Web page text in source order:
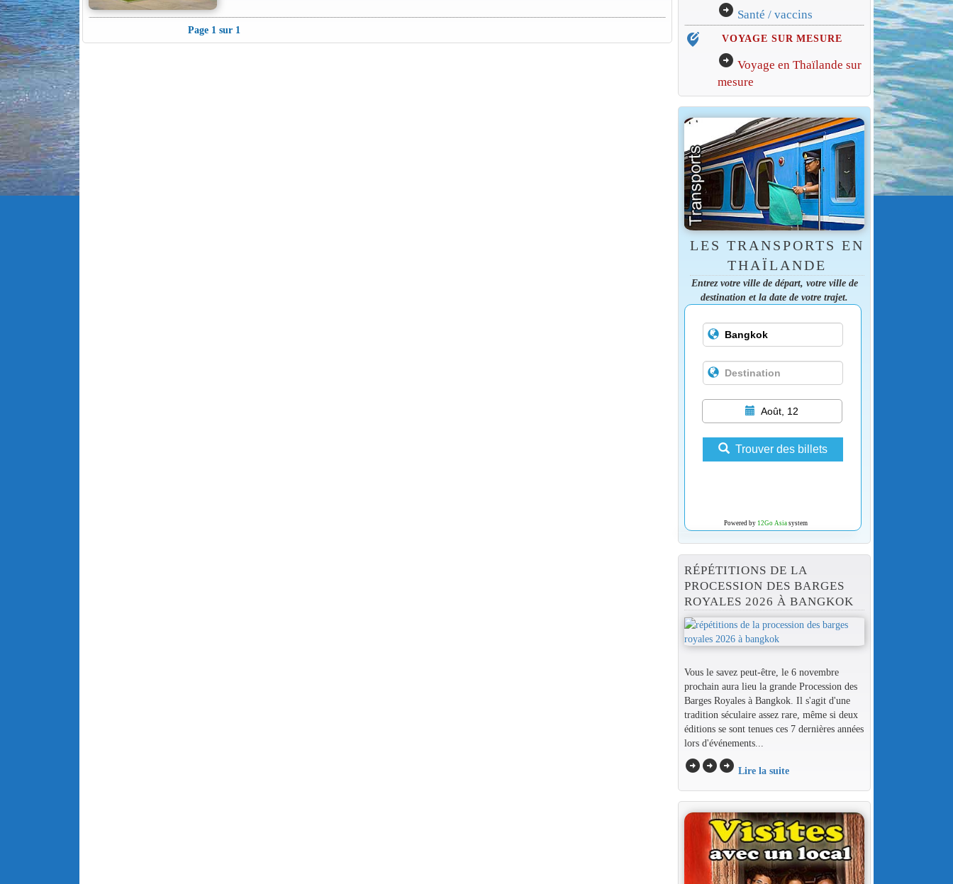
Page 1 sur 1
arrow_circle_right Santé / vaccins
edit_location_alt VOYAGE SUR MESURE
arrow_circle_right Voyage en Thaïlande sur
mesure
LES TRANSPORTS EN
THAÏLANDE
Entrez votre ville de départ, votre ville de
destination et la date de votre trajet.
Août, 12
Trouver des billets
Powered by 12Go Asiasystem
RÉPÉTITIONS DE LA
PROCESSION DES BARGES
ROYALES 2026 À BANGKOK
Vous le savez peut-être, le 6 novembre
prochain aura lieu la grande Procession des
Barges Royales à Bangkok. Il s'agit d'une
tradition séculaire assez rare, même si deux
éditions se sont tenues ces 7 dernières années
lors d'événements...
arrow_circle_rightarrow_circle_rightarrow_circle_right Lire la suite